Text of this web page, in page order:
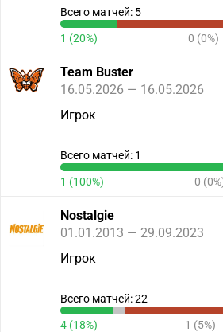
Всего матчей: 5
1 (20%) 0 (0%)
Team Buster
16.05.2026 — 16.05.2026
Игрок
Всего матчей: 1
1 (100%) 0
Nostalgie
01.01.2013 — 29.09.2023
Игрок
Всего матчей: 22
4 (18%) 1 (5%)